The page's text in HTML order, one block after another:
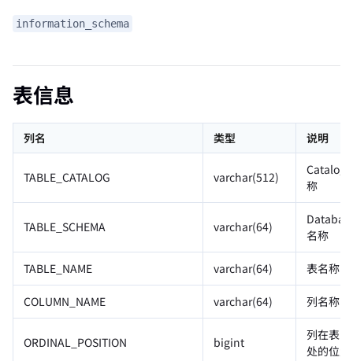
information_schema
表信息
列名 类型 说明
TABLE_CATALOG varchar(512)
Catalog
称
TABLE_SCHEMA varchar(64)
名称
TABLE_NAME varchar(64) 表名称
COLUMN_NAME varchar(64) 列名称
ORDINAL_POSITION bigint
列在表
处的位置